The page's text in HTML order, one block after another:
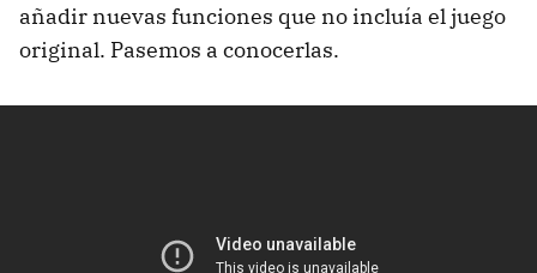
añadir nuevas funciones que no incluía el juego
original. Pasemos a conocerlas.